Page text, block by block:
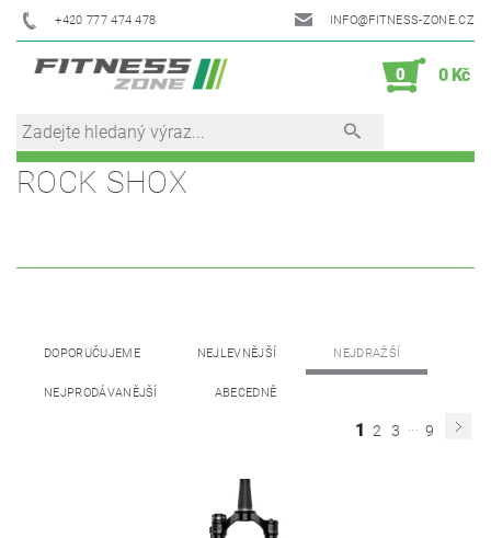
+420 777 474 478 INFO@FITNESS-ZONE.CZ
0 0 Kč
ROCK SHOX
DOPORUČUJEME NEJLEVNĚJŠÍ NEJDRAŽŠÍ
NEJPRODÁVANĚJŠÍ ABECEDNĚ
1 2 3 ... 9